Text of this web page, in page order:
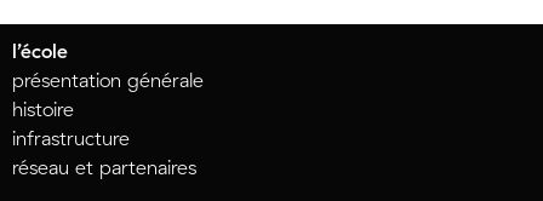
l’école
présentation générale
histoire
infrastructure
réseau et partenaires